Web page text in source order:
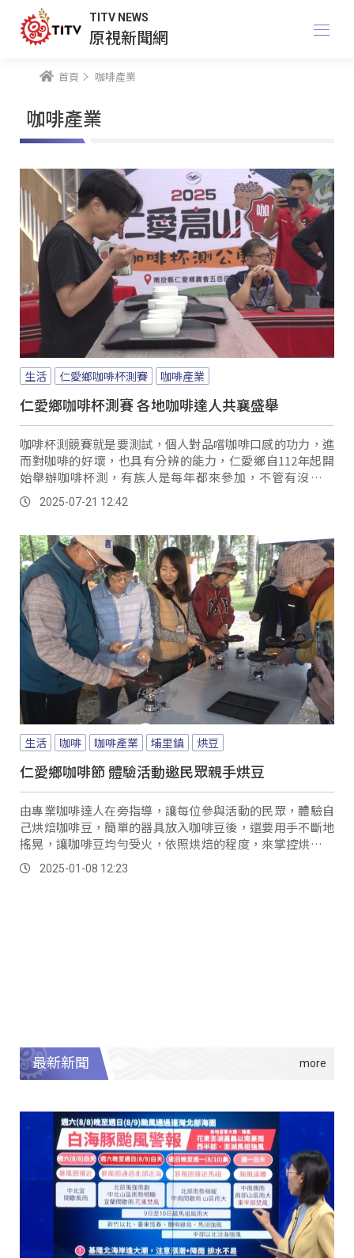
TITV NEWS
原視新聞網
首頁 咖啡產業
咖啡產業
生活 仁愛鄉咖啡杯測賽 咖啡產業
仁愛鄉咖啡杯測賽 各地咖啡達人共襄盛舉
咖啡杯測競賽就是要測試，個人對品嚐咖啡口感的功力，進
而對咖啡的好壞，也具有分辨的能力，仁愛鄉自112年起開
始舉辦咖啡杯測，有族人是每年都來參加，不管有沒有獲
獎，都視這樣的競賽為學習的機會。
2025-07-21 12:42
生活 咖啡 咖啡產業 埔里鎮 烘豆
仁愛鄉咖啡節 體驗活動邀民眾親手烘豆
由專業咖啡達人在旁指導，讓每位參與活動的民眾，體驗自
己烘焙咖啡豆，簡單的器具放入咖啡豆後，還要用手不斷地
搖晃，讓咖啡豆均勻受火，依照烘焙的程度，來掌控烘豆時
間即可。
2025-01-08 12:23
最新新聞